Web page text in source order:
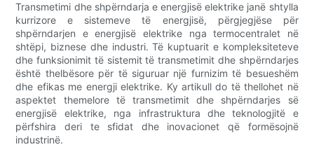
Transmetimi dhe shpërndarja e energjisë elektrike janë shtylla
kurrizore e sistemeve të energjisë, përgjegjëse për
shpërndarjen e energjisë elektrike nga termocentralet në
shtëpi, biznese dhe industri. Të kuptuarit e kompleksiteteve
dhe funksionimit të sistemit të transmetimit dhe shpërndarjes
është thelbësore për të siguruar një furnizim të besueshëm
dhe efikas me energji elektrike. Ky artikull do të thellohet në
aspektet themelore të transmetimit dhe shpërndarjes së
energjisë elektrike, nga infrastruktura dhe teknologjitë e
përfshira deri te sfidat dhe inovacionet që formësojnë
industrinë.